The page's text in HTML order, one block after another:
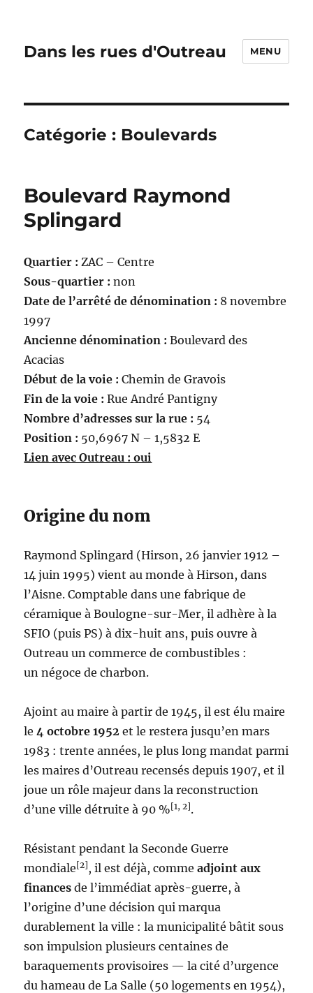
Dans les rues d'Outreau MENU
Catégorie : Boulevards
Boulevard Raymond
Splingard
Quartier : ZAC – Centre
Sous-quartier : non
Date de l’arrêté de dénomination : 8 novembre
1997
Ancienne dénomination : Boulevard des
Acacias
Début de la voie : Chemin de Gravois
Fin de la voie : Rue André Pantigny
Nombre d’adresses sur la rue : 54
Position : 50,6967 N – 1,5832 E
Lien avec Outreau : oui
Origine du nom
Raymond Splingard (Hirson, 26 janvier 1912 –
14 juin 1995) vient au monde à Hirson, dans
l’Aisne. Comptable dans une fabrique de
céramique à Boulogne-sur-Mer, il adhère à la
SFIO (puis PS) à dix-huit ans, puis ouvre à
Outreau un commerce de combustibles :
un négoce de charbon.
Ajoint au maire à partir de 1945, il est élu maire
le4 octobre 1952 et le restera jusqu’en mars
1983 : trente années, le plus long mandat parmi
les maires d’Outreau recensés depuis 1907, et il
joue un rôle majeur dans la reconstruction
d’une ville détruite à 90 %[1, 2].
Résistant pendant la Seconde Guerre
mondiale[2], il est déjà, commeadjoint aux
finances de l’immédiat après-guerre, à
l’origine d’une décision qui marqua
durablement la ville : la municipalité bâtit sous
son impulsion plusieurs centaines de
baraquements provisoires — la cité d’urgence
du hameau de La Salle (50 logements en 1954),